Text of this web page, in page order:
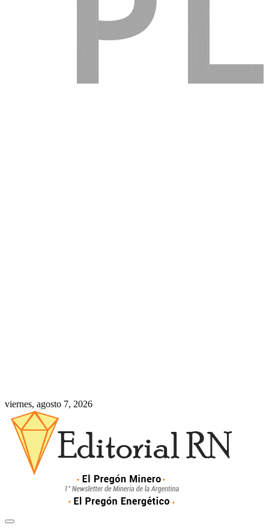
viernes, agosto 7, 2026